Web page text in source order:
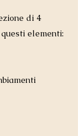
di 4
elementi: